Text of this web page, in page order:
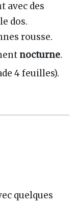
avec des
dos.
rousse.
nocturne.
4 feuilles).
quelques